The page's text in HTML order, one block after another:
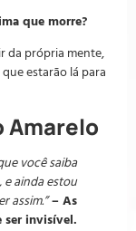
que morre?
da própria mente,
estarão lá para
Amarelo
você saiba
e ainda estou
assim.”– As
ser invisível.